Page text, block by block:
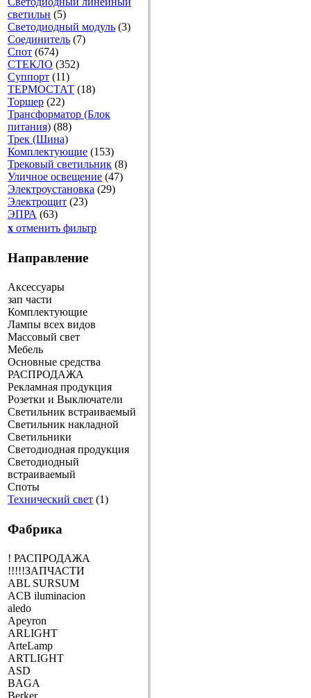
светильн (5)
Светодиодный модуль (3)
Соединитель (7)
Спот (674)
СТЕКЛО (352)
Суппорт (11)
ТЕРМОСТАТ (18)
Торшер (22)
Трансформатор (Блок
питания) (88)
Трек (Шина)
Комплектующие (153)
Трековый светильник (8)
Уличное освещение (47)
Электроустановка (29)
Электрощит (23)
ЭПРА (63)
x отменить фильтр
Направление
Аксессуары
зап части
Комплектующие
Лампы всех видов
Массовый свет
Мебель
Основные средства
РАСПРОДАЖА
Рекламная продукция
Розетки и Выключатели
Светильник встраиваемый
Светильник накладной
Светильники
Светодиодная продукция
Светодиодный
встраиваемый
Споты
Технический свет (1)
Фабрика
! РАСПРОДАЖА
!!!!!ЗАПЧАСТИ
ABL SURSUM
ACB iluminacion
aledo
Apeyron
ARLIGHT
ArteLamp
ARTLIGHT
ASD
BAGA
Berker